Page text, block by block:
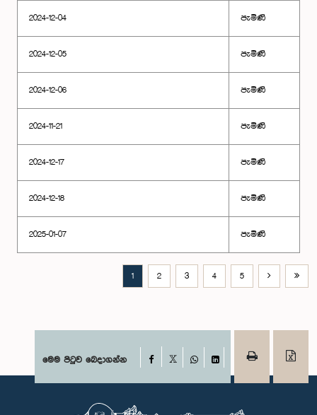
2024-12-04 පැමිණි
2024-12-05 පැමිණි
2024-12-06 පැමිණි
2024-11-21 පැමිණි
2024-12-17 පැමිණි
2024-12-18 පැමිණි
2025-01-07 පැමිණි
1 2 3 4 5
මෙම පිටුව බෙදාගන්න Facebook
WhatsAppLinkedIn